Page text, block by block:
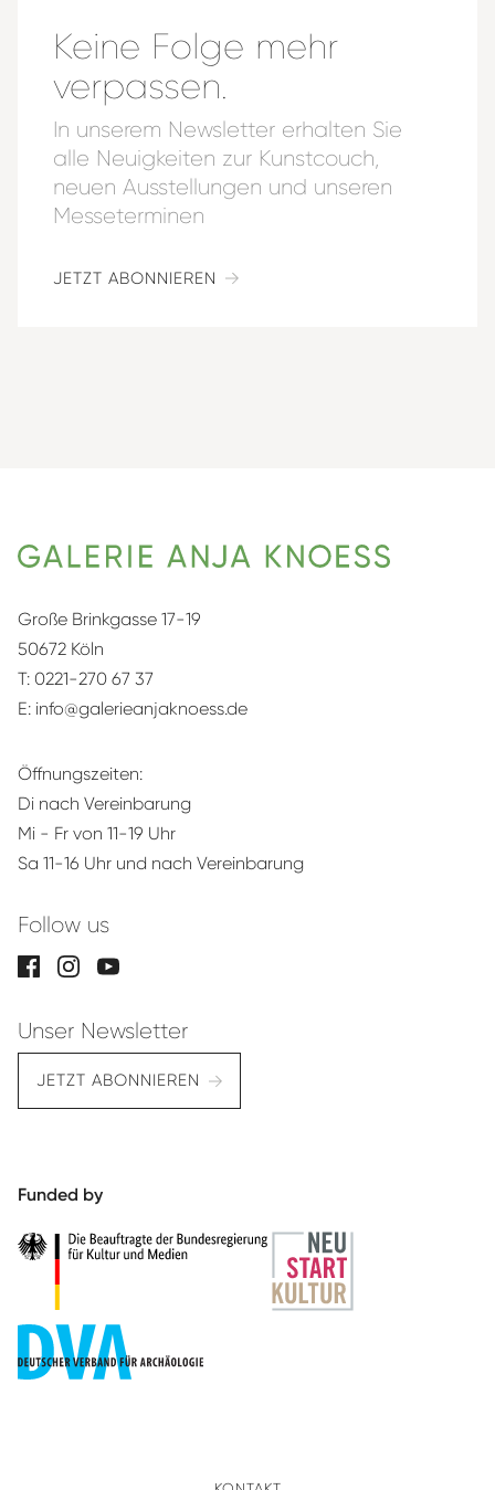
Keine Folge mehr
verpassen.
In unserem Newsletter erhalten Sie
alle Neuigkeiten zur Kunstcouch,
neuen Ausstellungen und unseren
Messeterminen
JETZT ABONNIEREN
Große Brinkgasse 17-19
50672 Köln
T: 0221-270 67 37
E: info@galerieanjaknoess.de
Öffnungszeiten:
Di nach Vereinbarung
Mi - Fr von 11-19 Uhr
Sa 11-16 Uhr und nach Vereinbarung
Follow us
Unser Newsletter
JETZT ABONNIEREN
Funded by